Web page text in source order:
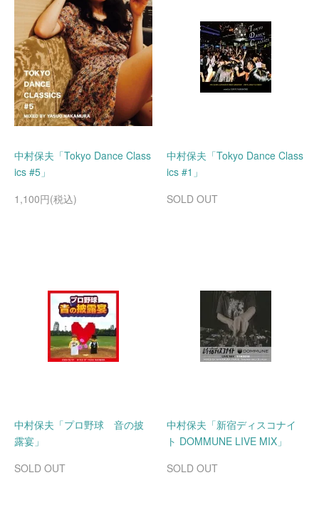
中村保夫「Tokyo Dance Class
ics #5」
1,100円(税込)
中村保夫「Tokyo Dance Class
ics #1」
SOLD OUT
中村保夫「プロ野球 音の披
露宴」
SOLD OUT
中村保夫「新宿ディスコナイ
ト DOMMUNE LIVE MIX」
SOLD OUT